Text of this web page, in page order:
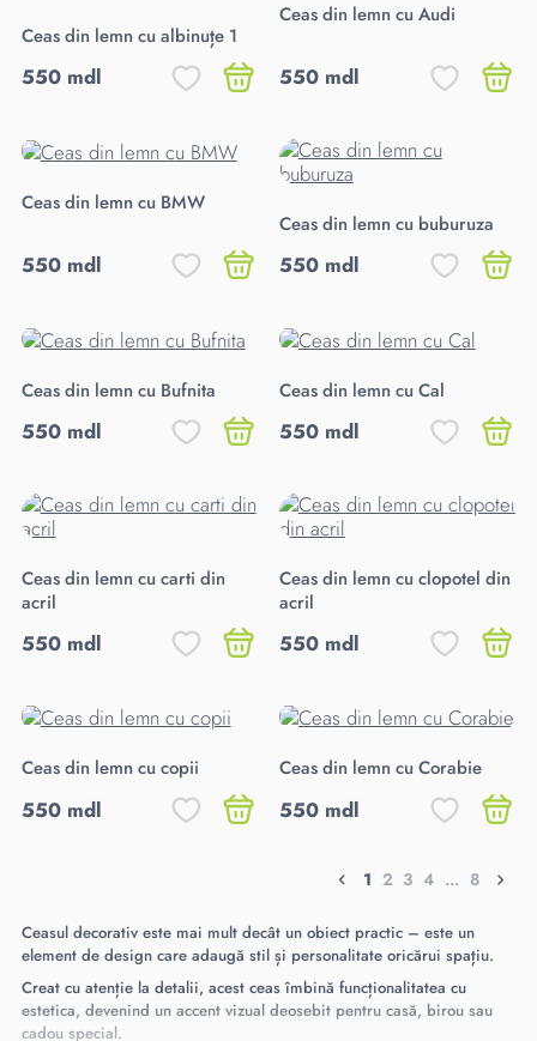
Ceas din lemn cu albinuțe 1
550 mdl
Ceas din lemn cu Audi
550 mdl
Ceas din lemn cu BMW
550 mdl
Ceas din lemn cu buburuza
550 mdl
Ceas din lemn cu Bufnita
550 mdl
Ceas din lemn cu Cal
550 mdl
Ceas din lemn cu carti din
acril
550 mdl
Ceas din lemn cu clopotel din
acril
550 mdl
Ceas din lemn cu copii
550 mdl
Ceas din lemn cu Corabie
550 mdl
1 2 3 4 ... 8
Ceasul decorativ este mai mult decât un obiect practic – este un
element de design care adaugă stil și personalitate oricărui spațiu.
Creat cu atenție la detalii, acest ceas îmbină funcționalitatea cu
estetica, devenind un accent vizual deosebit pentru casă, birou sau
cadou special.